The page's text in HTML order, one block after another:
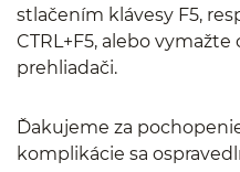
stlačením klávesy F5,
CTRL+F5, alebo
prehliadači.
Ďakujeme za
komplikácie sa